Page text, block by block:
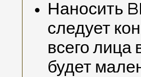
Наносить
следует
всего лица
будет